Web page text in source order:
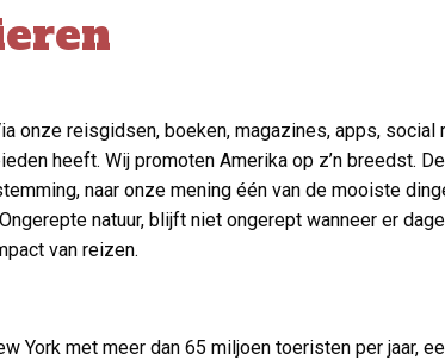
onze reisgidsen, boeken, magazines, apps,
heeft. Wij promoten Amerika op z’n breedst.
naar onze mening één van de mooiste
natuur, blijft niet ongerept wanneer er
van reizen.
York met meer dan 65 miljoen toeristen per jaar,